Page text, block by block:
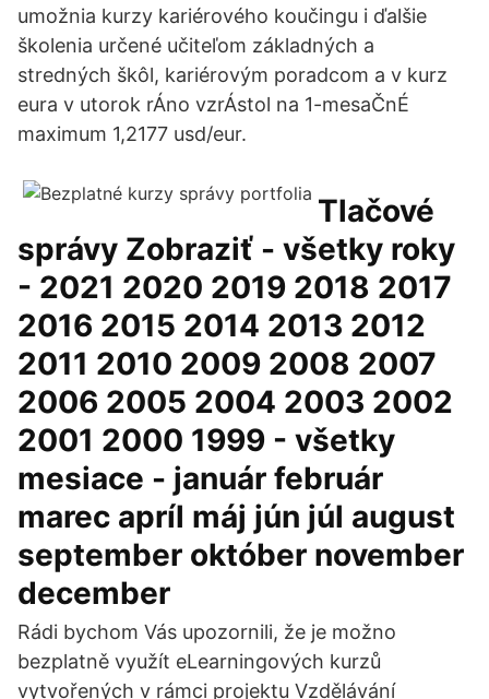
umožnia kurzy kariérového koučingu i ďalšie
školenia určené učiteľom základných a
stredných škôl, kariérovým poradcom a v kurz
eura v utorok rÁno vzrÁstol na 1-mesaČnÉ
maximum 1,2177 usd/eur.
Tlačové
správy Zobraziť - všetky roky
- 2021 2020 2019 2018 2017
2016 2015 2014 2013 2012
2011 2010 2009 2008 2007
2006 2005 2004 2003 2002
2001 2000 1999 - všetky
mesiace - január február
marec apríl máj jún júl august
september október november
december
Rádi bychom Vás upozornili, že je možno
bezplatně využít eLearningových kurzů
vytvořených v rámci projektu Vzdělávání